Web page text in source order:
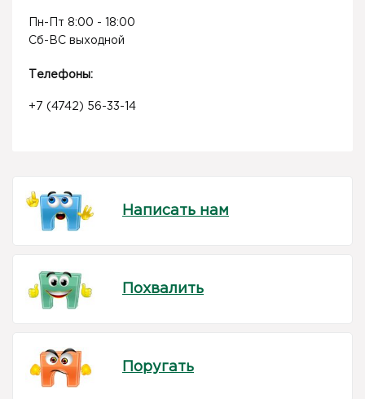
Пн-Пт 8:00 - 18:00
Сб-ВС выходной
Телефоны:
+7 (4742) 56-33-14
Написать нам
Похвалить
Поругать